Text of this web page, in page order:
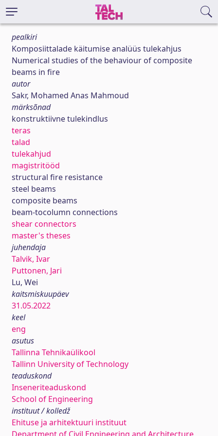
pealkiri
Komposiittalade käitumise analüüs tulekahjus
Numerical studies of the behaviour of composite
beams in fire
autor
Sakr, Mohamed Anas Mahmoud
märksõnad
konstruktiivne tulekindlus
teras
talad
tulekahjud
magistritööd
structural fire resistance
steel beams
composite beams
beam-tocolumn connections
shear connectors
master's theses
juhendaja
Talvik, Ivar
Puttonen, Jari
Lu, Wei
kaitsmiskuupäev
31.05.2022
keel
eng
asutus
Tallinna Tehnikaülikool
Tallinn University of Technology
teaduskond
Inseneriteaduskond
School of Engineering
instituut / kolledž
Ehituse ja arhitektuuri instituut